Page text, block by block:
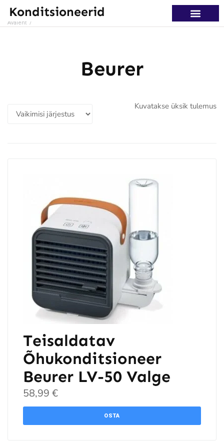
Konditsioneerid
Avaleht /
Beurer
Kuvatakse üksik tulemus
Teisaldatav
Õhukonditsioneer
Beurer LV-50 Valge
58,99 €
OSTA